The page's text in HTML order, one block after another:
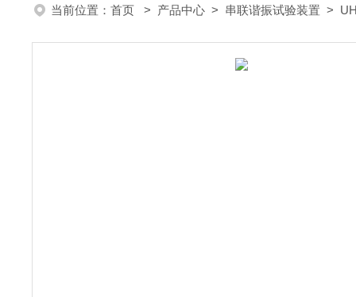
当前位置： 首页 > 产品中心 > 串联谐振试验装置 >